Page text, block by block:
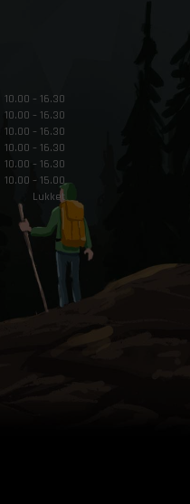
10.00 – 16.30
10.00 – 16.30
10.00 – 16.30
10.00 – 16.30
10.00 – 16.30
10.00 – 15.00
Lukket